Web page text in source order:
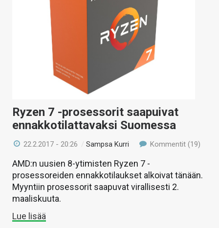
Ryzen 7 -prosessorit saapuivat
ennakkotilattavaksi Suomessa
22.2.2017 - 20:26 /Sampsa Kurri Kommentit (19)
AMD:n uusien 8-ytimisten Ryzen 7 -
prosessoreiden ennakkotilaukset alkoivat tänään.
Myyntiin prosessorit saapuvat virallisesti 2.
maaliskuuta.
Lue lisää